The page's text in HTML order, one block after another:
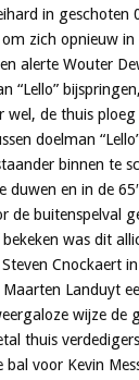
in geschoten
zich opnieuw
alerte Wouter
“Lello”
wel, de thuis
doelman
binnen te
duwen en in de
de buitenspelval
was dit
Cnockaert in
Landuyt
wijze de
thuis
voor Kevin